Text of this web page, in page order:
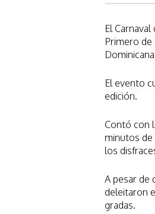
El
Primero de
El evento
edición.
Contó con
minutos de
los
A pesar de
deleitaron
gradas.